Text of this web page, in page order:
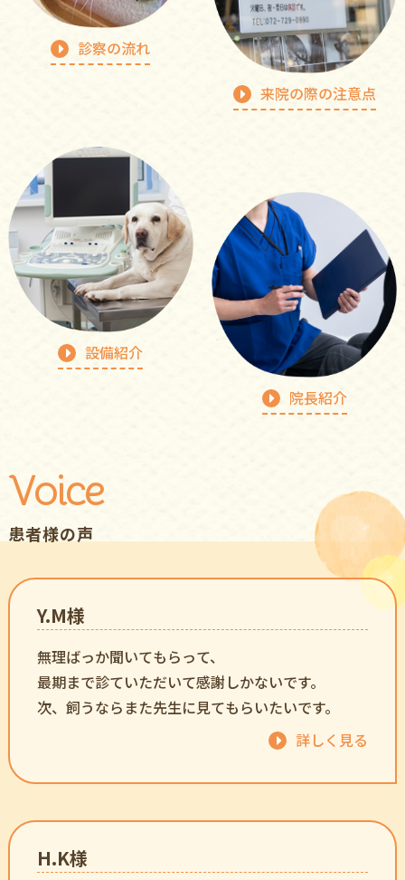
診察の流れ
来院の際の注意点
設備紹介
院⻑紹介
Voice
患者様の声
Y.M様
無理ばっか聞いてもらって、
最期まで診ていただいて感謝しかないです。
次、飼うならまた先生に見てもらいたいです。
詳しく見る
H.K様